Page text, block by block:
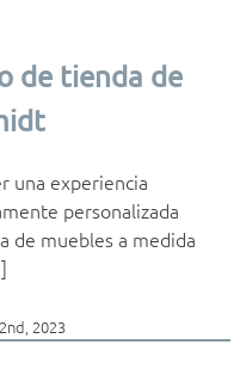
de tienda de
una experiencia
personalizada
de muebles a medida
2023